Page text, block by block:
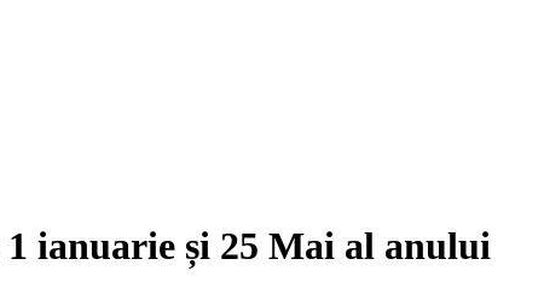
1 ianuarie și 25 Mai al anului